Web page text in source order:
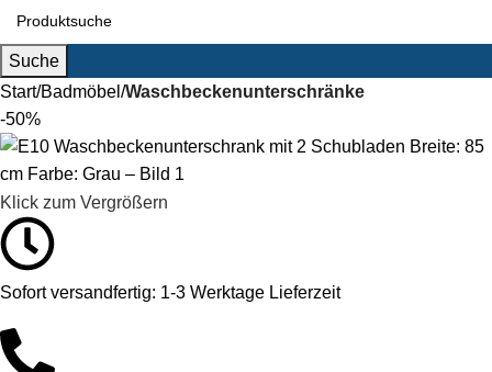
Suche
Start Badmöbel Waschbeckenunterschränke
-50%
Klick zum Vergrößern
Sofort versandfertig: 1-3 Werktage Lieferzeit